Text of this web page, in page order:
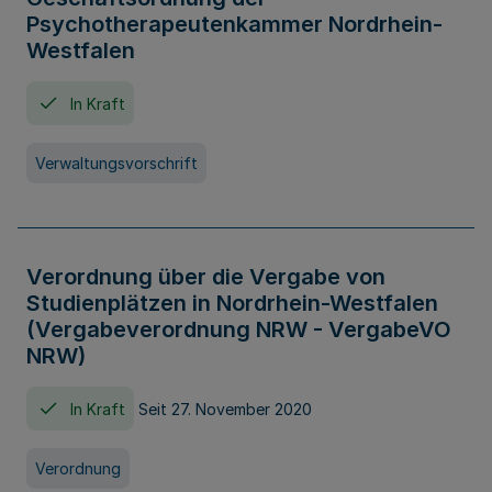
Psychotherapeutenkammer Nordrhein-
Westfalen
In Kraft
Verwaltungsvorschrift
Verordnung über die Vergabe von
Studienplätzen in Nordrhein-Westfalen
(Vergabeverordnung NRW - VergabeVO
NRW)
In Kraft Seit 27. November 2020
Verordnung